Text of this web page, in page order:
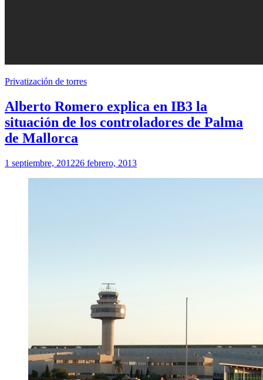
Privatización de torres
Alberto Romero explica en IB3 la
situación de los controladores de Palma
de Mallorca
1 septiembre, 201226 febrero, 2013